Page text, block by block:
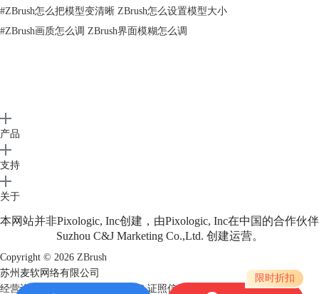
动检测其激活状态的更改并自行禁用。这对于在旅途中突然需要在计算机
上安装ZBrush的情况或需要定期重新映像多个系统的IT经理来说非常方
接下来，在新计算机上安装：
从“
所以不再需要保留您的发送电子邮件记录或重置下载链接，然后再重新下
载。同样，“我的许可证”将始终提供最新版本的安装程序。
在安装和激活ZBrush时，以管理员帐户登录到计算机非常重要。激活后，
计算机上的任何用户都将能够运行ZBrush。
已知许多防病毒程序会干扰成功的安装和/或激活。这包括（但不限于）
的Windows Defender，迈克菲®和诺顿®。建议在安装ZBrush之前暂时禁
用或暂停防病毒软件。您可以在激活ZBrush之后再次启用它。（您的防火
#ZBrush怎么把模型变清晰 ZBrush怎么设置模型大小
#ZBrush画质怎么调 ZBrush界面模糊怎么调
产品
支持
关于
本网站并非Pixologic, Inc创建，由Pixologic, Inc在中国的合作伙伴
Suzhou C&J Marketing Co.,Ltd. 创建运营。
Copyright © 2026 ZBrush
苏州麦软网络有限公司
经营许可证编号：苏B2-20170109 证照信息
限时折扣